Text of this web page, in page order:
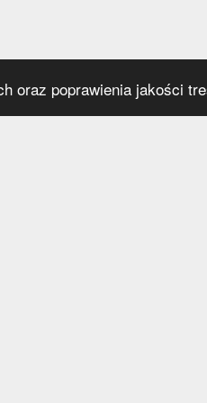
oraz poprawienia jakości